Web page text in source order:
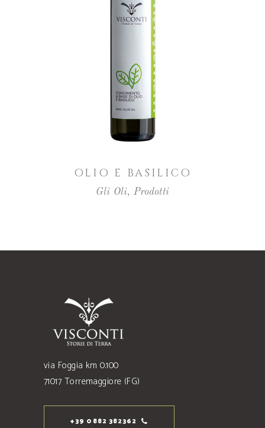
SCEGLI
OLIO E BASILICO
Gli Oli, Prodotti
via Foggia km 0.100
71017 Torremaggiore (FG)
+39 0882 382362